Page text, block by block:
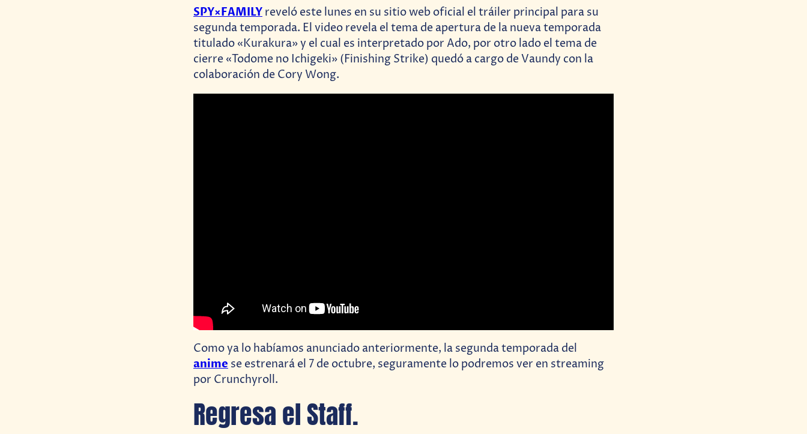
SPY×FAMILY reveló este lunes en su sitio web oficial el tráiler principal para su
segunda temporada. El video revela el tema de apertura de la nueva temporada
titulado «Kurakura» y el cual es interpretado por Ado, por otro lado el tema de
cierre «Todome no Ichigeki» (Finishing Strike) quedó a cargo de Vaundy con la
colaboración de Cory Wong.
Como ya lo habíamos anunciado anteriormente, la segunda temporada del
anime se estrenará el 7 de octubre, seguramente lo podremos ver en streaming
por Crunchyroll.
Regresa el Staff.